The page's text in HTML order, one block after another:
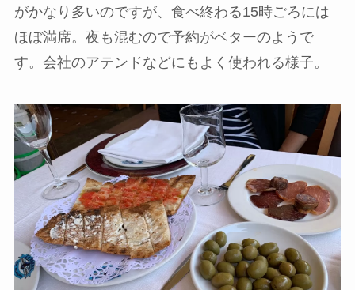
がかなり多いのですが、食べ終わる15時ごろには
ほぼ満席。夜も混むので予約がベターのようで
す。会社のアテンドなどにもよく使われる様子。